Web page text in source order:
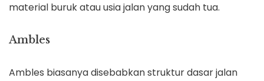
material buruk atau usia jalan yang sudah tua.
Ambles
Ambles biasanya disebabkan struktur dasar jalan